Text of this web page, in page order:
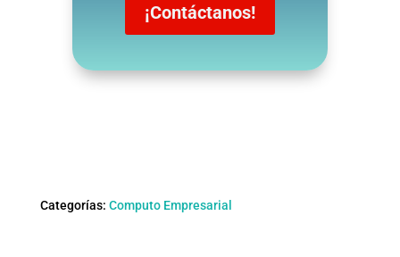
¡Contáctanos!
Categorías: Computo Empresarial